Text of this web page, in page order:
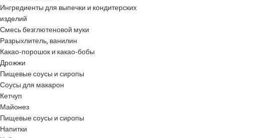
Ингредиенты для выпечки и кондитерских
изделий
Смесь безглютеновой муки
Разрыхлитель, ванилин
Какао-порошок и какао-бобы
Дрожжи
Пищевые соусы и сиропы
Соусы для макарон
Кетчуп
Майонез
Пищевые соусы и сиропы
Напитки